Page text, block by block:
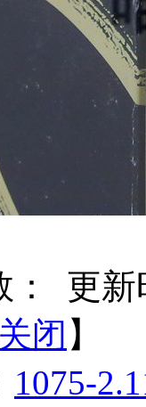
更新
关闭 】
1075-